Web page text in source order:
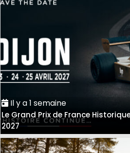
Il y a 1 semaine
Le Grand Prix de France
2027